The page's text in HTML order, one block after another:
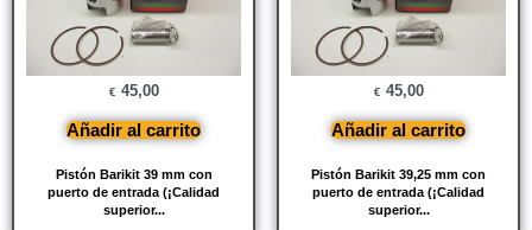
Pistón Barikit 39 mm con
puerto de entrada (¡Calidad
superior...
€ 45,00
Añadir al carrito
Pistón Barikit 39,25 mm con
puerto de entrada (¡Calidad
superior...
€ 45,00
Añadir al carrito